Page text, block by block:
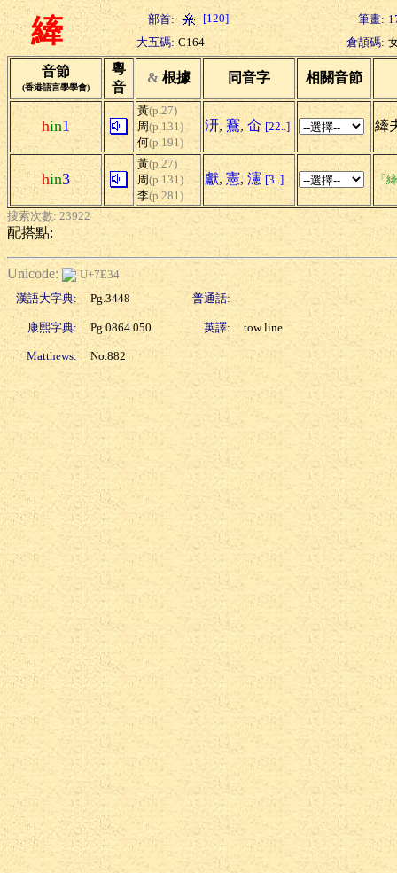
縴 部首: [120] 筆畫:
大五碼: C164 倉頡碼:
音節
(香港語言學學會)
粵
音
& 根據 同音字 相關音節
hin1
黃(p.27)
周(p.131)
何(p.191)
汧, 鶱, 仚 [22..] 縴
hin3
黃(p.27)
周(p.131)
李(p.281)
獻, 憲, 瀗 [3..] 「
搜索次數: 23922
配搭點:
Unicode:
U+7E34
漢語大字典:
Pg.3448 普通話:
康熙字典: Pg.0864.050 英譯: tow line
Matthews: No.882